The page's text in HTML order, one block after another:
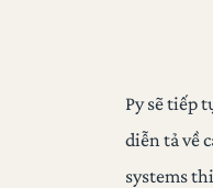
Py sẽ tiếp
diễn tả về
systems